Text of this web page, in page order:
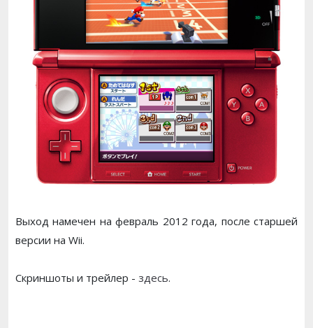
Выход намечен на февраль 2012 года, после старшей
версии на Wii.
Скриншоты и трейлер - здесь.